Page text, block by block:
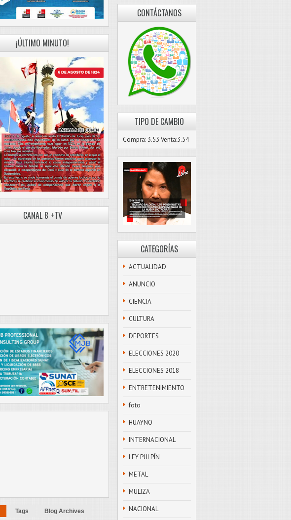
¡ÚLTIMO MINUTO!
CANAL 8 +TV
Tags Blog Archives
CONTÁCTANOS
TIPO DE CAMBIO
Compra: 3.53 Venta:3.54
CATEGORÍAS
ACTUALIDAD
ANUNCIO
CIENCIA
CULTURA
DEPORTES
ELECCIONES 2020
ELECCIONES 2018
ENTRETENIMIENTO
foto
HUAYNO
INTERNACIONAL
LEY PULPÍN
METAL
MULIZA
NACIONAL